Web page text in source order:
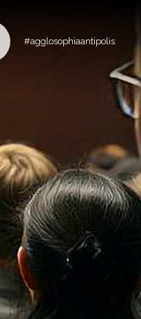
#agglosophiaantipolis